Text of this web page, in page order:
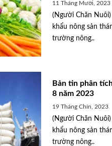
11 Tháng Mười, 2023
(Người Chăn
khẩu nông sản
trường nông..
Bản tin phân
8 năm 2023
19 Tháng Chín, 2023
(Người Chăn
khẩu nông sản
trường nông..